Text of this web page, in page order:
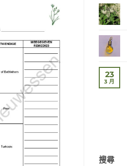
23
3 月
搜尋